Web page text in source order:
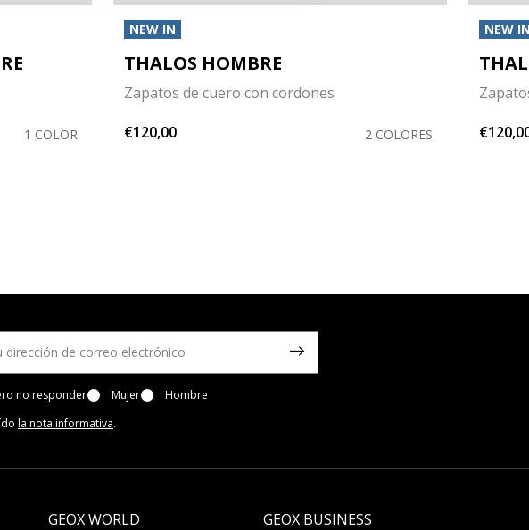
1 COLOR
NEW IN
THALOS HOMBRE
Zapatos de cuero con cordones
€120,00
2 COLORES
NEW
no responder Mujer
Hombre
la nota informativa.
GEOX WORLD GEOX BUSINESS